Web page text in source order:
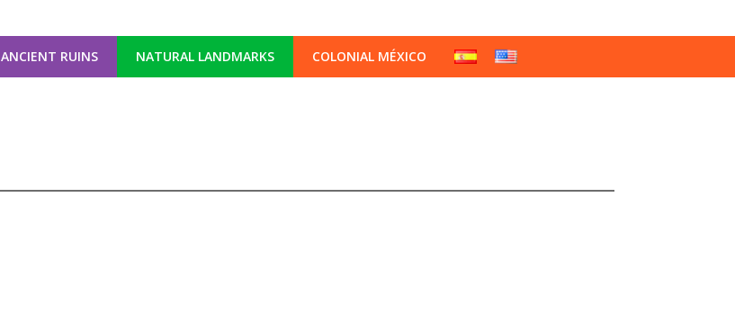
ANCIENT RUINS NATURAL LANDMARKS COLONIAL MÉXICO